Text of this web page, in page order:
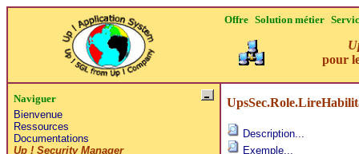
Offre Solution métier
pour
Naviguer
Bienvenue
Ressources
Documentations
Up ! Security Manager
Description...
Exemple...